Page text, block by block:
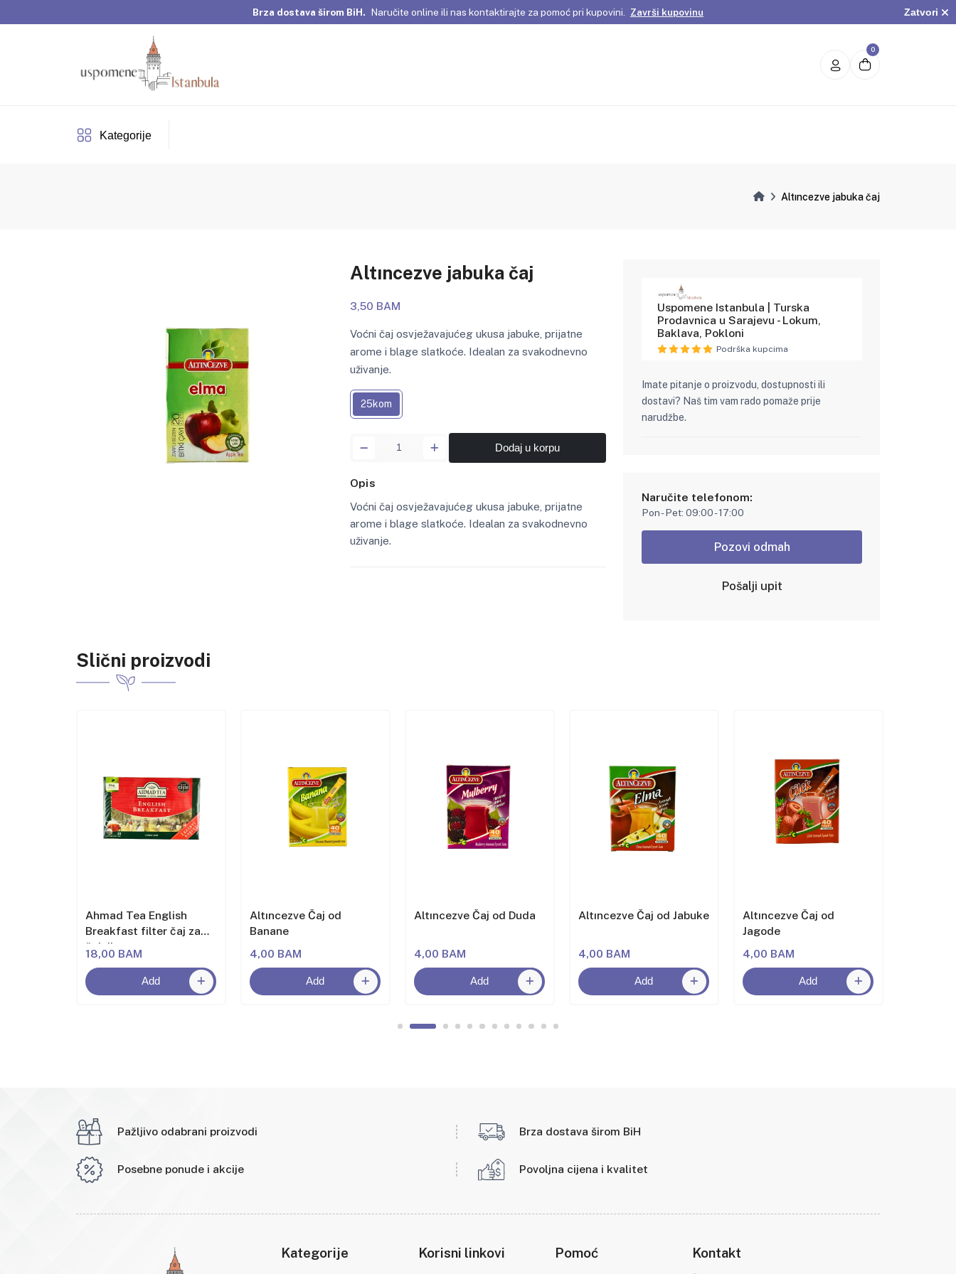
Brza dostava širom BiH. Naručite online ili nas kontaktirajte za pomoć pri kupovini.
Završi kupovinu
Dobrodošli u Uspomene Istanbula! Pažljivo odabrani proizvodi i posebne ponude za vas. Pogledaj ponudu
Zatvori
0
Kategorije
Altıncezve jabuka čaj
Altıncezve jabuka čaj
3,50 BAM
Voćni čaj osvježavajućeg ukusa jabuke, prijatne
arome i blage slatkoće. Idealan za svakodnevno
uživanje.
25kom
Dodaj u korpu
Opis
Voćni čaj osvježavajućeg ukusa jabuke, prijatne
arome i blage slatkoće. Idealan za svakodnevno
uživanje.
Uspomene Istanbula | Turska
Prodavnica u Sarajevu - Lokum,
Baklava, Pokloni
Podrška kupcima
Imate pitanje o proizvodu, dostupnosti ili
dostavi? Naš tim vam rado pomaže prije
narudžbe.
Naručite telefonom:
Pon - Pet: 09:00 - 17:00
Pozovi odmah
Pošalji upit
Slični proizvodi
Ahmad Tea English
Breakfast filter čaj za
čajnik
18,00 BAM
Add
Altıncezve Čaj od
Banane
4,00 BAM
Add
Altıncezve Čaj od Duda
4,00 BAM
Add
Altıncezve Čaj od Jabuke
4,00 BAM
Add
Altıncezve Čaj od
Jagode
4,00 BAM
Add
Pažljivo odabrani proizvodi Brza dostava širom BiH
Posebne ponude i akcije Povoljna cijena i kvalitet
Kategorije Korisni linkovi Pomoć Kontakt